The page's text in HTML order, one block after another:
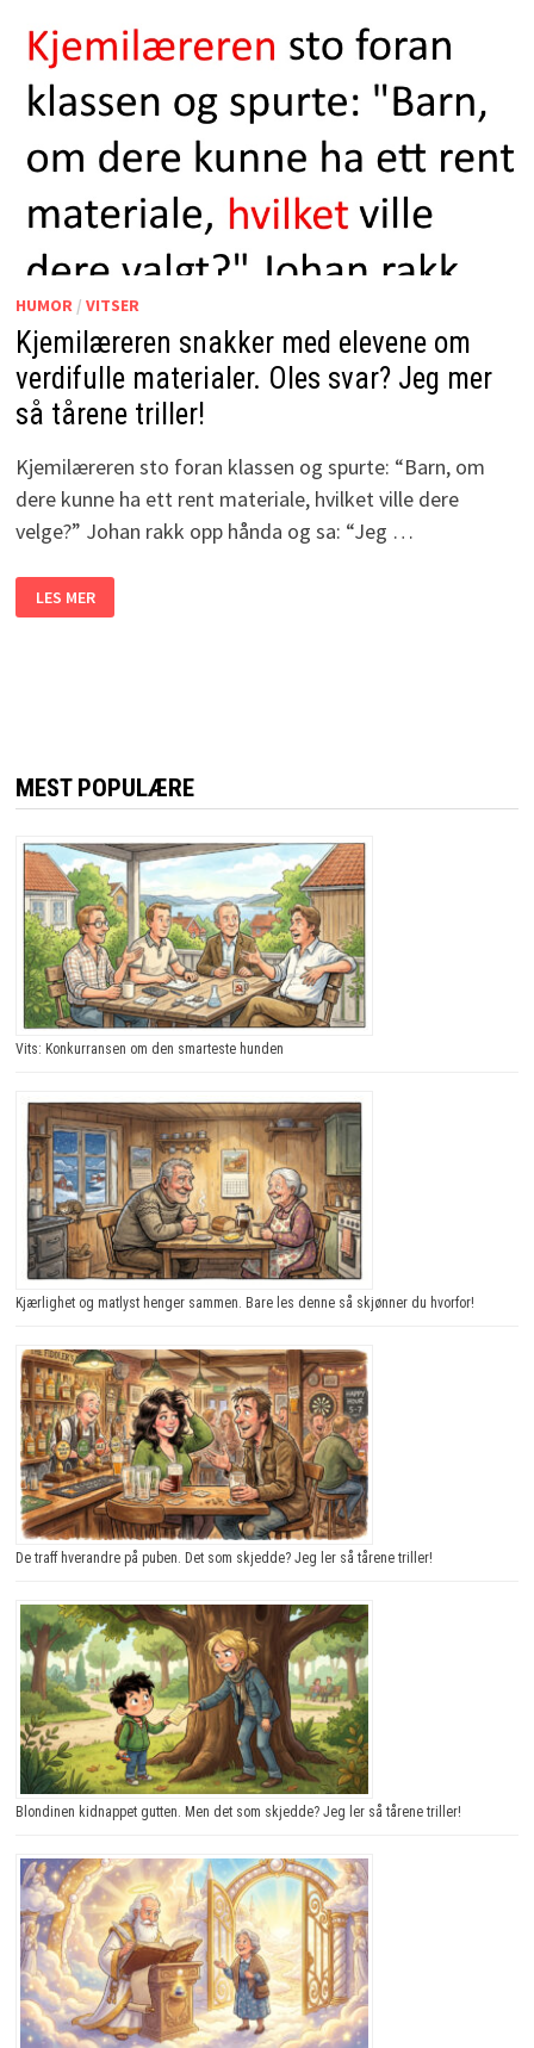
HUMOR/ VITSER
Kjemilæreren snakker med elevene om
verdifulle materialer. Oles svar? Jeg mer
så tårene triller!
Kjemilæreren sto foran klassen og spurte: “Barn, om
dere kunne ha ett rent materiale, hvilket ville dere
velge?” Johan rakk opp hånda og sa: “Jeg …
KJEMILÆREREN
SNAKKER
MED
TÅRENE
TRILLER!
LES MER
MEST POPULÆRE
Vits: Konkurransen om den smarteste hunden
Kjærlighet og matlyst henger sammen. Bare les denne så skjønner du hvorfor!
De traff hverandre på puben. Det som skjedde? Jeg ler så tårene triller!
Blondinen kidnappet gutten. Men det som skjedde? Jeg ler så tårene triller!